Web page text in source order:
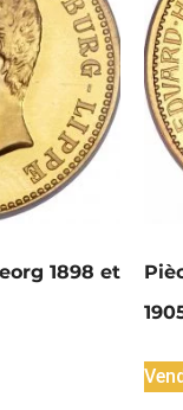
1898 et